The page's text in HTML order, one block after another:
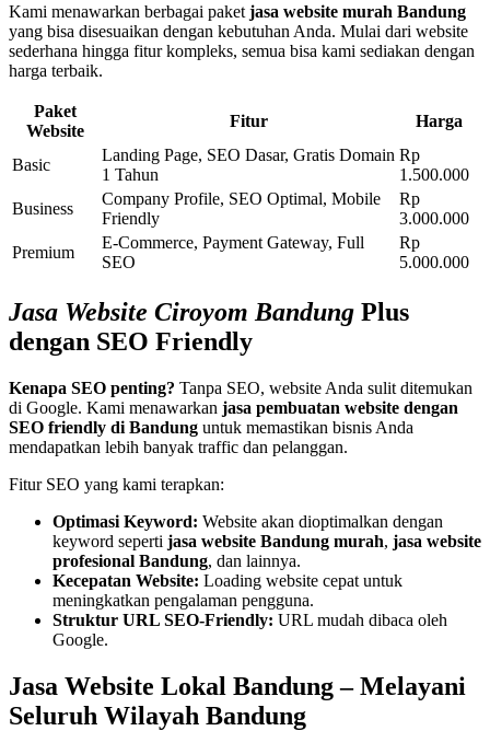
Kami menawarkan berbagai paket jasa website murah Bandung
yang bisa disesuaikan dengan kebutuhan Anda. Mulai dari website
sederhana hingga fitur kompleks, semua bisa kami sediakan dengan
harga terbaik.
Paket
Website
Fitur Harga
Basic
Landing Page, SEO Dasar, Gratis Domain
1 Tahun
Rp
1.500.000
Business
Company Profile, SEO Optimal, Mobile
Friendly
Rp
3.000.000
Premium
E-Commerce, Payment Gateway, Full
SEO
Rp
5.000.000
Jasa Website Ciroyom Bandung Plus
dengan SEO Friendly
Kenapa SEO penting? Tanpa SEO, website Anda sulit ditemukan
di Google. Kami menawarkan jasa pembuatan website dengan
SEO friendly di Bandung untuk memastikan bisnis Anda
mendapatkan lebih banyak traffic dan pelanggan.
Fitur SEO yang kami terapkan:
Optimasi Keyword: Website akan dioptimalkan dengan
keyword seperti jasa website Bandung murah, jasa website
profesional Bandung, dan lainnya.
Kecepatan Website: Loading website cepat untuk
meningkatkan pengalaman pengguna.
Struktur URL SEO-Friendly: URL mudah dibaca oleh
Google.
Jasa Website Lokal Bandung – Melayani
Seluruh Wilayah Bandung